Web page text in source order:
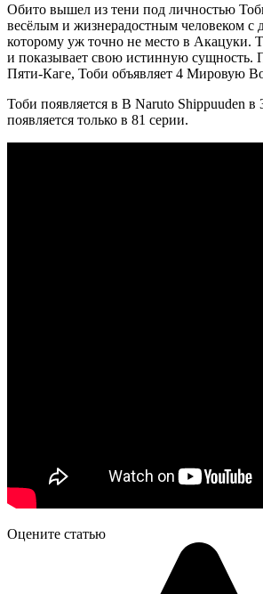
Обито вышел из тени под личностью
весёлым и жизнерадостным человеком с
которому уж точно не место в Акацуки.
и показывает свою истинную сущность.
Пяти-Каге, Тоби объявляет 4 Мировую
Тоби появляется в В Naruto Shippuuden в
появляется только в 81 серии.
Оцените статью